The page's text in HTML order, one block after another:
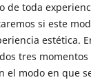
de toda
si este
estética.
tres
el modo en que